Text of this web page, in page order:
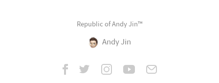
Republic of Andy Jin™
Andy Jin